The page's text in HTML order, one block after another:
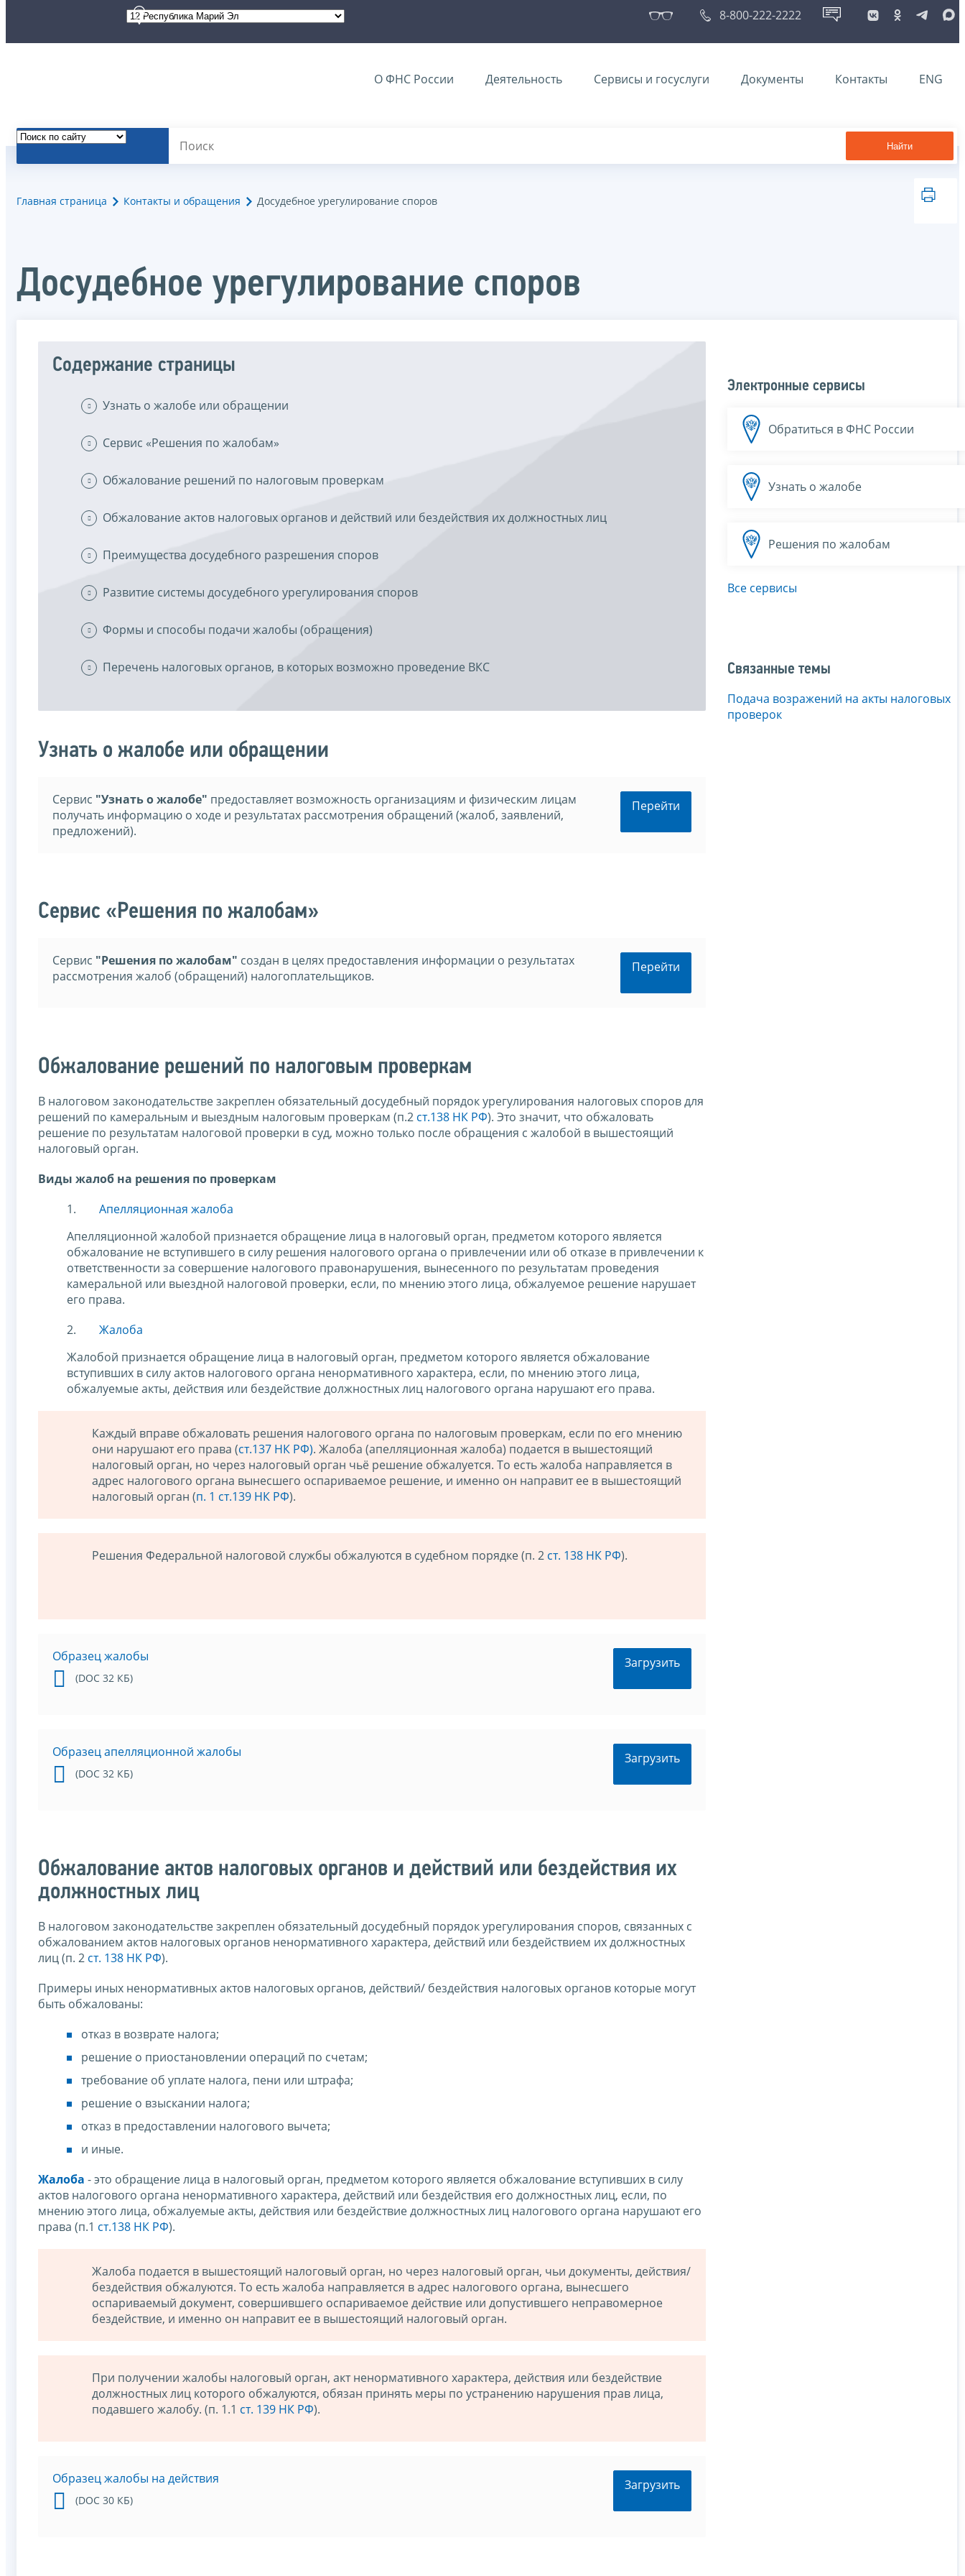
8-800-222-2222
О ФНС России Деятельность Сервисы и госуслуги Документы Контакты ENG
Найти
Главная страница Контакты и обращения Досудебное урегулирование споров
Досудебное урегулирование споров
Содержание страницы
Узнать о жалобе или обращении
Сервис «Решения по жалобам»
Обжалование решений по налоговым проверкам
Обжалование актов налоговых органов и действий или бездействия их должностных лиц
Преимущества досудебного разрешения споров
Развитие системы досудебного урегулирования споров
Формы и способы подачи жалобы (обращения)
Перечень налоговых органов, в которых возможно проведение ВКС
Узнать о жалобе или обращении
Перейти
Сервис "Узнать о жалобе" предоставляет возможность организациям и физическим лицам
получать информацию о ходе и результатах рассмотрения обращений (жалоб, заявлений,
предложений).
Сервис «Решения по жалобам»
Перейти
Сервис "Решения по жалобам" создан в целях предоставления информации о результатах
рассмотрения жалоб (обращений) налогоплательщиков.
Обжалование решений по налоговым проверкам
В налоговом законодательстве закреплен обязательный досудебный порядок урегулирования налоговых споров для
решений по камеральным и выездным налоговым проверкам (п.2 ст.138 НК РФ). Это значит, что обжаловать
решение по результатам налоговой проверки в суд, можно только после обращения с жалобой в вышестоящий
налоговый орган.
Виды жалоб на решения по проверкам
Апелляционная жалоба
Апелляционной жалобой признается обращение лица в налоговый орган, предметом которого является
обжалование не вступившего в силу решения налогового органа о привлечении или об отказе в привлечении к
ответственности за совершение налогового правонарушения, вынесенного по результатам проведения
камеральной или выездной налоговой проверки, если, по мнению этого лица, обжалуемое решение нарушает
его права.
Жалоба
Жалобой признается обращение лица в налоговый орган, предметом которого является обжалование
вступивших в силу актов налогового органа ненормативного характера, если, по мнению этого лица,
обжалуемые акты, действия или бездействие должностных лиц налогового органа нарушают его права.
Каждый вправе обжаловать решения налогового органа по налоговым проверкам, если по его мнению
они нарушают его права (ст.137 НК РФ). Жалоба (апелляционная жалоба) подается в вышестоящий
налоговый орган, но через налоговый орган чьё решение обжалуется. То есть жалоба направляется в
адрес налогового органа вынесшего оспариваемое решение, и именно он направит ее в вышестоящий
налоговый орган (п. 1 ст.139 НК РФ).
Решения Федеральной налоговой службы обжалуются в судебном порядке (п. 2 ст. 138 НК РФ).
Образец жалобы
(DOC 32 КБ)
Загрузить
Образец апелляционной жалобы
(DOC 32 КБ)
Загрузить
Обжалование актов налоговых органов и действий или бездействия их
должностных лиц
В налоговом законодательстве закреплен обязательный досудебный порядок урегулирования споров, связанных с
обжалованием актов налоговых органов ненормативного характера, действий или бездействием их должностных
лиц (п. 2 ст. 138 НК РФ).
Примеры иных ненормативных актов налоговых органов, действий/ бездействия налоговых органов которые могут
быть обжалованы:
отказ в возврате налога;
решение о приостановлении операций по счетам;
требование об уплате налога, пени или штрафа;
решение о взыскании налога;
отказ в предоставлении налогового вычета;
и иные.
Жалоба - это обращение лица в налоговый орган, предметом которого является обжалование вступивших в силу
актов налогового органа ненормативного характера, действий или бездействия его должностных лиц, если, по
мнению этого лица, обжалуемые акты, действия или бездействие должностных лиц налогового органа нарушают его
права (п.1 ст.138 НК РФ).
Жалоба подается в вышестоящий налоговый орган, но через налоговый орган, чьи документы, действия/
бездействия обжалуются. То есть жалоба направляется в адрес налогового органа, вынесшего
оспариваемый документ, совершившего оспариваемое действие или допустившего неправомерное
бездействие, и именно он направит ее в вышестоящий налоговый орган.
При получении жалобы налоговый орган, акт ненормативного характера, действия или бездействие
должностных лиц которого обжалуются, обязан принять меры по устранению нарушения прав лица,
подавшего жалобу. (п. 1.1 ст. 139 НК РФ).
Образец жалобы на действия
(DOC 30 КБ)
Загрузить
Электронные сервисы
Обратиться в ФНС России
Узнать о жалобе
Решения по жалобам
Все сервисы
Связанные темы
Подача возражений на акты налоговых
проверок